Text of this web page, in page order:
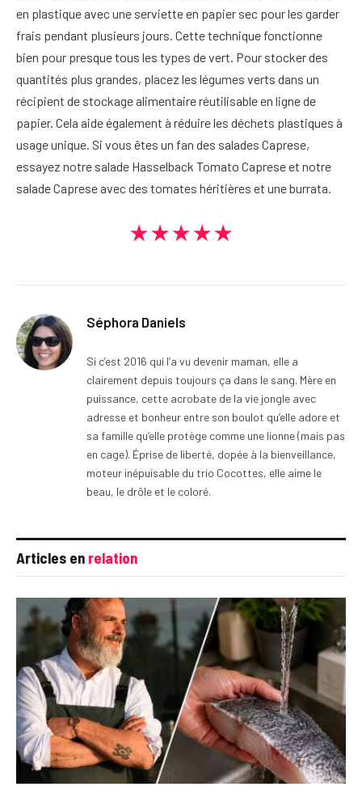
en plastique avec une serviette en papier sec pour les garder
frais pendant plusieurs jours. Cette technique fonctionne
bien pour presque tous les types de vert. Pour stocker des
quantités plus grandes, placez les légumes verts dans un
récipient de stockage alimentaire réutilisable en ligne de
papier. Cela aide également à réduire les déchets plastiques à
usage unique. Si vous êtes un fan des salades Caprese,
essayez notre salade Hasselback Tomato Caprese et notre
salade Caprese avec des tomates héritières et une burrata.
★★★★★
Séphora Daniels
Si c’est 2016 qui l’a vu devenir maman, elle a
clairement depuis toujours ça dans le sang. Mère en
puissance, cette acrobate de la vie jongle avec
adresse et bonheur entre son boulot qu’elle adore et
sa famille qu’elle protège comme une lionne (mais pas
en cage). Éprise de liberté, dopée à la bienveillance,
moteur inépuisable du trio Cocottes, elle aime le
beau, le drôle et le coloré.
Articles en relation